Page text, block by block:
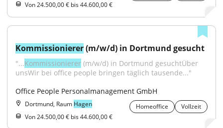
Von 24.500,00 € bis 44.600,00 €
Kommissionierer (m/w/d) in Dortmund gesucht
"...Kommissionierer (m/w/d) in Dortmund gesuchtÜber
unsWir bei office people bringen täglich tausende..."
Office People Personalmanagement GmbH
Dortmund, Raum Hagen Homeoffice
Vollzeit
Von 24.500,00 € bis 44.600,00 €